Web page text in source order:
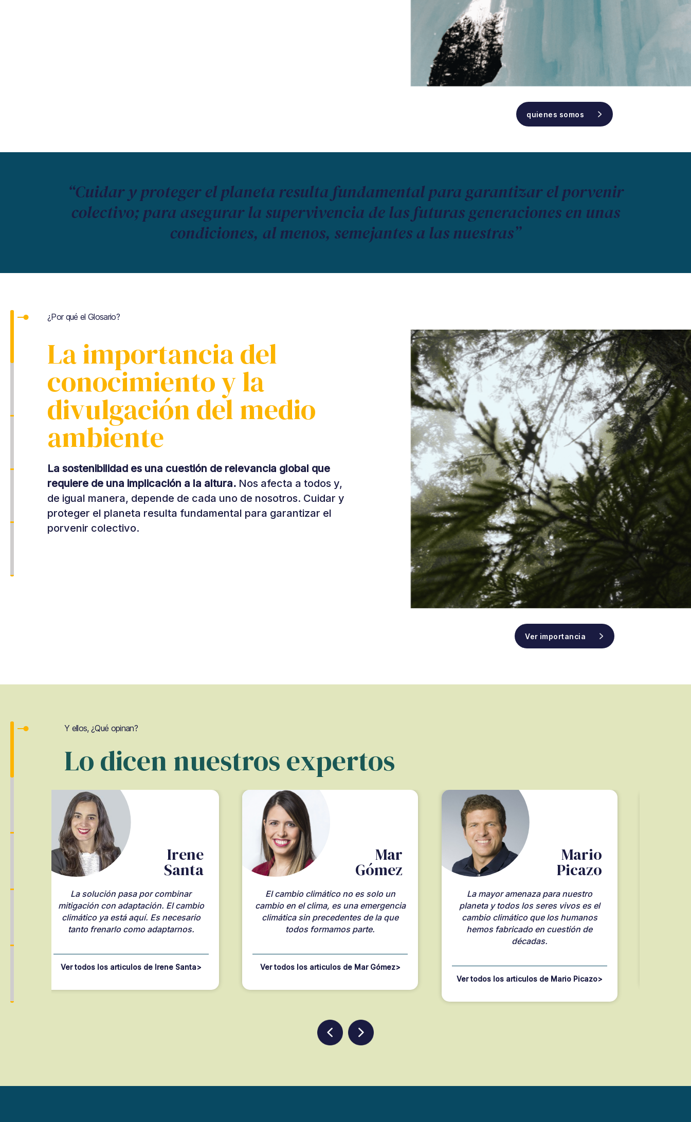
quienes somos
“Cuidar y proteger el planeta resulta fundamental para garantizar el porvenir
colectivo; para asegurar la supervivencia de las futuras generaciones en unas
condiciones, al menos, semejantes a las nuestras”
¿Por qué el Glosario?
La importancia del
conocimiento y la
divulgación del medio
ambiente
La sostenibilidad es una cuestión de relevancia global que
requiere de una implicación a la altura. Nos afecta a todos y,
de igual manera, depende de cada uno de nosotros. Cuidar y
proteger el planeta resulta fundamental para garantizar el
porvenir colectivo.
Ver importancia
Y ellos, ¿Qué opinan?
Lo dicen nuestros expertos
Irene
Santa
La solución pasa por combinar
mitigación con adaptación. El cambio
climático ya está aquí. Es necesario
tanto frenarlo como adaptarnos.
Ver todos los articulos de Irene Santa
Mar
Gómez
El cambio climático no es solo un
cambio en el clima, es una emergencia
climática sin precedentes de la que
todos formamos parte.
Ver todos los articulos de Mar Gómez
Mario
Picazo
La mayor amenaza para nuestro
planeta y todos los seres vivos es el
cambio climático que los humanos
hemos fabricado en cuestión de
décadas.
Ver todos los articulos de Mario Picazo